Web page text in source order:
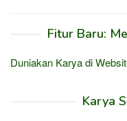
Fitur Baru:
Duniakan Karya di
Karya